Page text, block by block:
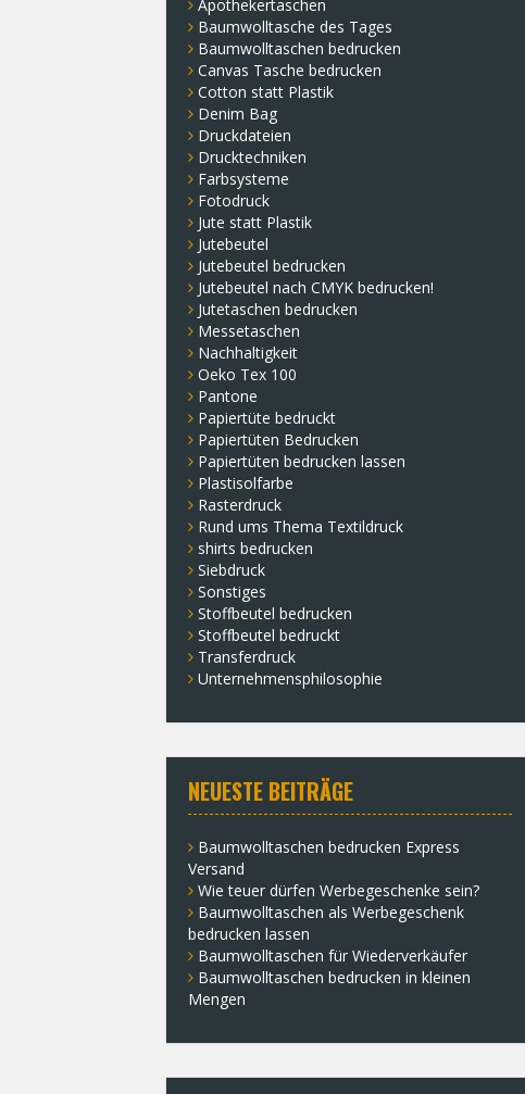
Apothekertaschen
Baumwolltasche des Tages
Baumwolltaschen bedrucken
Canvas Tasche bedrucken
Cotton statt Plastik
Denim Bag
Druckdateien
Drucktechniken
Farbsysteme
Fotodruck
Jute statt Plastik
Jutebeutel
Jutebeutel bedrucken
Jutebeutel nach CMYK bedrucken!
Jutetaschen bedrucken
Messetaschen
Nachhaltigkeit
Oeko Tex 100
Pantone
Papiertüte bedruckt
Papiertüten Bedrucken
Papiertüten bedrucken lassen
Plastisolfarbe
Rasterdruck
Rund ums Thema Textildruck
shirts bedrucken
Siebdruck
Sonstiges
Stoffbeutel bedrucken
Stoffbeutel bedruckt
Transferdruck
Unternehmensphilosophie
NEUESTE BEITRÄGE
Baumwolltaschen bedrucken Express
Versand
Wie teuer dürfen Werbegeschenke sein?
Baumwolltaschen als Werbegeschenk
bedrucken lassen
Baumwolltaschen für Wiederverkäufer
Baumwolltaschen bedrucken in kleinen
Mengen